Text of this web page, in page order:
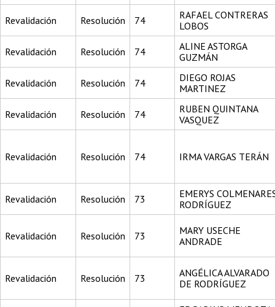
Revalidación Resolución 74
RAFAEL CONTRERAS
LOBOS
Revalidación Resolución 74
ALINE ASTORGA
GUZMÁN
Revalidación Resolución 74
DIEGO ROJAS
MARTINEZ
Revalidación Resolución 74
RUBEN QUINTANA
VASQUEZ
Revalidación Resolución 74 IRMA VARGAS TERÁN
Revalidación Resolución 73
EMERYS
RODRÍGUEZ
Revalidación Resolución 73
MARY USECHE
ANDRADE
Revalidación Resolución 73
ANGÉLICA ALVARADO
DE RODRÍGUEZ